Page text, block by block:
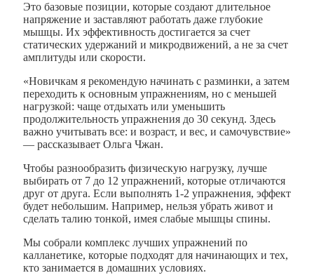
Это базовые позиции, которые создают длительное
напряжение и заставляют работать даже глубокие
мышцы. Их эффективность достигается за счет
статических удержаний и микродвижений, а не за счет
амплитуды или скорости.
«Новичкам я рекомендую начинать с разминки, а затем
переходить к основным упражнениям, но с меньшей
нагрузкой: чаще отдыхать или уменьшить
продолжительность упражнения до 30 секунд. Здесь
важно учитывать все: и возраст, и вес, и самочувствие»
— рассказывает Ольга Чжан.
Чтобы разнообразить физическую нагрузку, лучше
выбирать от 7 до 12 упражнений, которые отличаются
друг от друга. Если выполнять 1-2 упражнения, эффект
будет небольшим. Например, нельзя убрать живот и
сделать талию тонкой, имея слабые мышцы спины.
Мы собрали комплекс лучших упражнений по
калланетике, которые подходят для начинающих и тех,
кто занимается в домашних условиях.